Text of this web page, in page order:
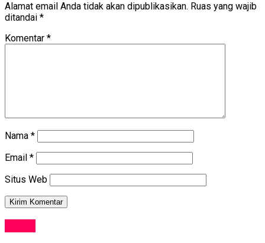
Alamat email Anda tidak akan dipublikasikan. Ruas yang wajib
ditandai *
Komentar *
Nama *
Email *
Situs Web